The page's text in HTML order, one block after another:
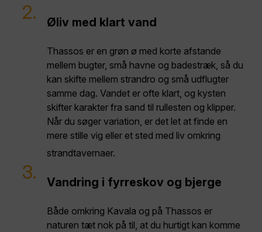
2. Øliv med klart vand
Thassos er en grøn ø med korte afstande
mellem bugter, små havne og badestræk, så du
kan skifte mellem strandro og små udflugter
samme dag. Vandet er ofte klart, og kysten
skifter karakter fra sand til rullesten og klipper.
Når du søger variation, er det let at finde en
mere stille vig eller et sted med liv omkring
strandtavernaer.
3. Vandring i fyrreskov og bjerge
Både omkring Kavala og på Thassos er
naturen tæt nok på til, at du hurtigt kan komme